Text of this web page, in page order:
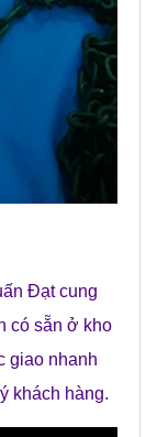
Đạt cung
có sẵn ở kho
giao nhanh
khách hàng.